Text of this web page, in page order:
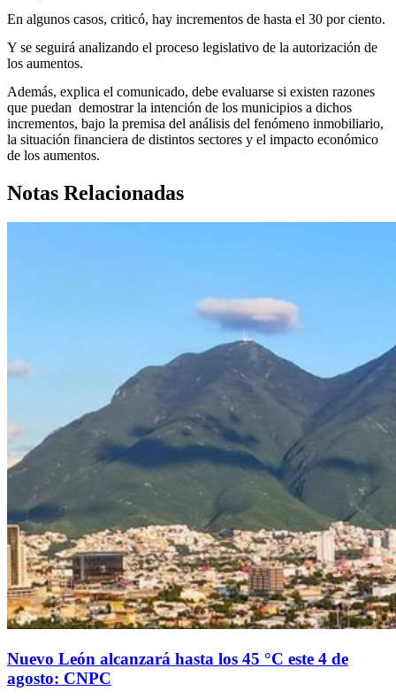
En algunos casos, criticó, hay incrementos de hasta el 30 por ciento.
Y se seguirá analizando el proceso legislativo de la autorización de
los aumentos.
Además, explica el comunicado, debe evaluarse si existen razones
que puedan demostrar la intención de los municipios a dichos
incrementos, bajo la premisa del análisis del fenómeno inmobiliario,
la situación financiera de distintos sectores y el impacto económico
de los aumentos.
Notas Relacionadas
Nuevo León alcanzará hasta los 45 °C este 4 de
agosto: CNPC